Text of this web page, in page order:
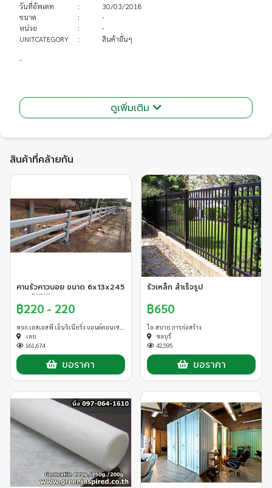
วันที่อัพเดท :
30/03/2018
ขนาด
:
-
หน่วย
:
-
UNITCATEGORY
: สินค้าอื่นๆ
-
ดูเพิ่มเติม
สินค้าที่คล้ายกัน
คานรั้วคาวบอย ขนาด 6x13x245
cm. ลบมุม
฿220 - 220
เลย
161,674
ขอราคา
รั้วเหล็ก สำเร็จรูป
฿650
ไอ-สบาย การก่อสร้าง
ชลบุรี
42,595
ขอราคา